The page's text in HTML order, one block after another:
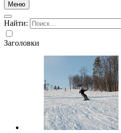
Меню
Найти:
Заголовки